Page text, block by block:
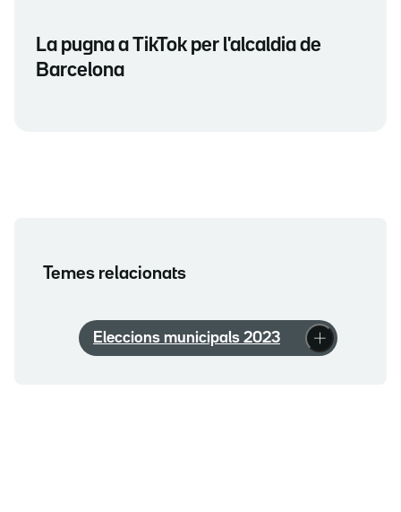
La pugna a TikTok per l'alcaldia de
Barcelona
Temes relacionats
Eleccions municipals 2023